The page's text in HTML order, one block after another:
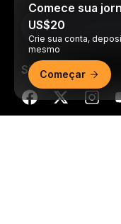
Siga-nos
Comece sua
US$20
Crie sua conta,
mesmo
Começar